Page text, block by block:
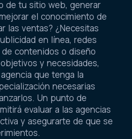
de tu sitio web, generar
el conocimiento de
las ventas? ¿Necesitas
en línea, redes
contenidos o diseño
y necesidades,
que tenga la
necesarias
Un punto de
evaluar a las agencias
y asegurarte de que se